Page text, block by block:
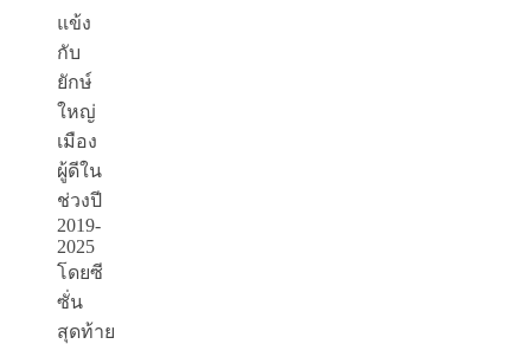
แข้ง
กับ
ยักษ์
ใหญ่
เมือง
ผู้ดีใน
ช่วงปี
2019-
2025
โดยซี
ซั่น
สุดท้าย